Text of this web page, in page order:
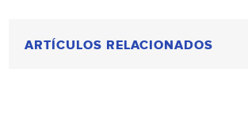
ARTÍCULOS RELACIONADOS